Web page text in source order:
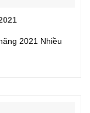
2021 Nhiều